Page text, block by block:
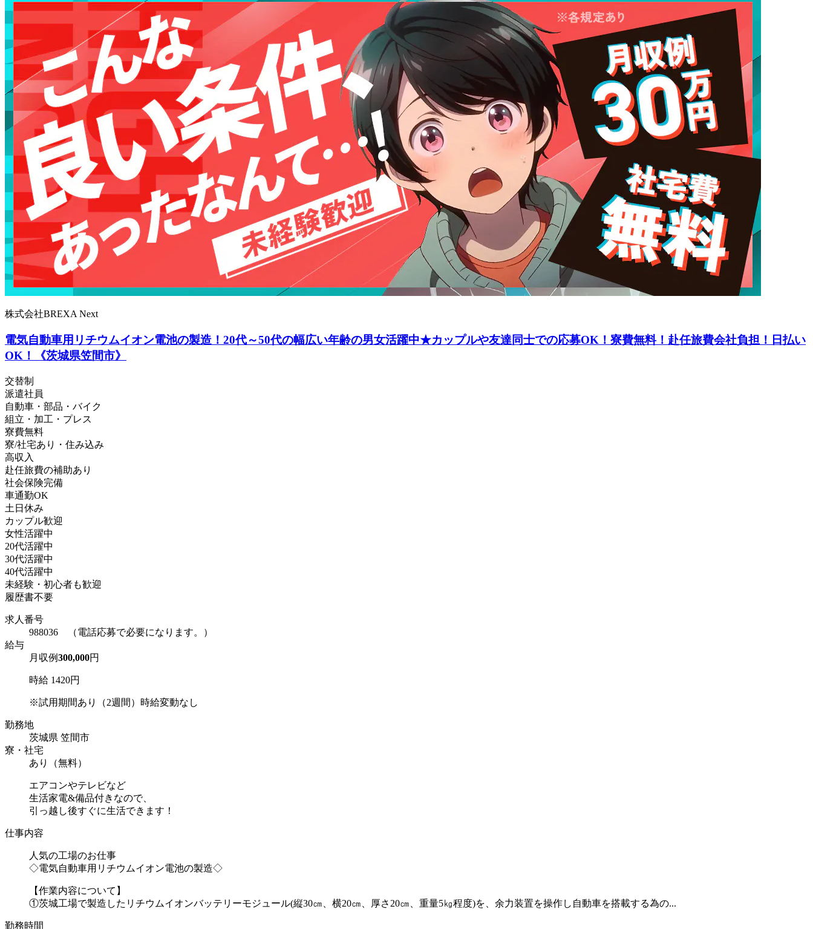
株式会社BREXA Next
電気自動車用リチウムイオン電池の製造！20代～50代の幅広い年齢の男女活躍中★カップルや友達同士での応募OK！寮費無料！赴任旅費会社負担！日払い
OK！《茨城県笠間市》
交替制
派遣社員
自動車・部品・バイク
組立・加工・プレス
寮費無料
寮/社宅あり・住み込み
高収入
赴任旅費の補助あり
社会保険完備
車通勤OK
土日休み
カップル歓迎
女性活躍中
20代活躍中
30代活躍中
40代活躍中
未経験・初心者も歓迎
履歴書不要
求人番号
988036 （電話応募で必要になります。）
給与
月収例300,000円
時給 1420円
※試用期間あり（2週間）時給変動なし
勤務地
茨城県 笠間市
寮・社宅
あり（無料）
エアコンやテレビなど
生活家電&備品付きなので、
引っ越し後すぐに生活できます！
仕事内容
人気の工場のお仕事
◇電気自動車用リチウムイオン電池の製造◇
【作業内容について】
①茨城工場で製造したリチウムイオンバッテリーモジュール(縦30㎝、横20㎝、厚さ20㎝、重量5㎏程度)を、余力装置を操作し自動車を搭載する為の...
勤務時間